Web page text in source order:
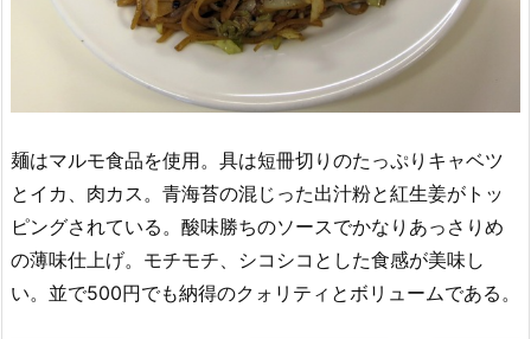
麺はマルモ食品を使用。具は短冊切りのたっぷりキャベツ
とイカ、肉カス。青海苔の混じった出汁粉と紅生姜がトッ
ピングされている。酸味勝ちのソースでかなりあっさりめ
の薄味仕上げ。モチモチ、シコシコとした食感が美味し
い。並で500円でも納得のクォリティとボリュームである。